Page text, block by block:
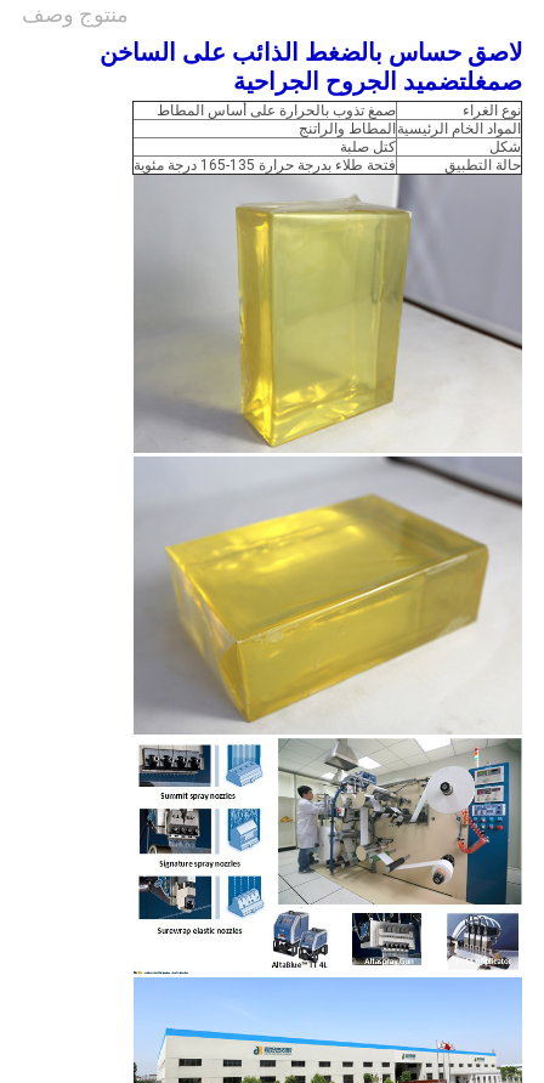
منتوج وصف
لاصق حساس بالضغط الذائب على الساخن
صمغلتضميد الجروح الجراحية
نوع الغراء
صمغ تذوب بالحرارة على أساس المطاط
المواد الخام الرئيسية المطاط والراتنج
شكل
كتل صلبة
حالة التطبيق
فتحة طلاء بدرجة حرارة 135-165 درجة مئوية